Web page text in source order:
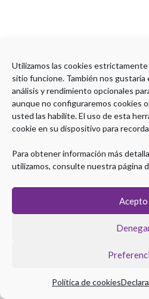
Utilizamos las cookies
sitio funcione. También nos
análisis y rendimiento opcionales
aunque no configuraremos cookies
usted las habilite. El uso de esta
cookie en su dispositivo para
Para obtener información más
utilizamos, consulte nuestra página
Acepto
Política de cookies